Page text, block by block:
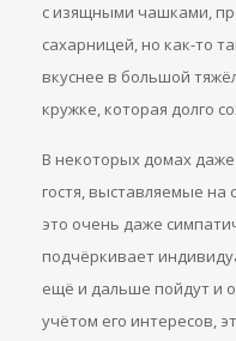
с изящными чашками,
сахарницей, но как-то
вкуснее в большой
кружке, которая долго
В некоторых домах
гостя, выставляемые на
это очень даже
подчёркивает
ещё и дальше пойдут и
учётом его интересов,